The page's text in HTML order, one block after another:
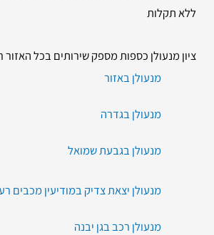
ללא תקלות
ציון מנעולן כספות מספק שירותים בכל האזור
מנעולן באזור
מנעולן בגדרה
מנעולן בגבעת שמואל
מנעולן יצאת צדיק במודיעין מכבים
מנעולן רכב בגן יבנה